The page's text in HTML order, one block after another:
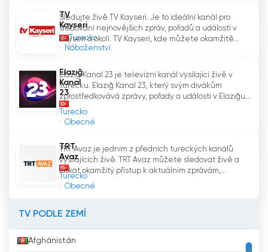
TV
Kayseri
Turecko
Náboženství
Sledujte živě TV Kayseri. Je to ideální kanál pro
sledování nejnovějších zpráv, pořadů a událostí v
Kayseri a okolí. TV Kayseri, kde můžete okamžitě...
Elazığ
Kanal
23
Turecko
Obecné
Elazığ Kanal 23 je televizní kanál vysílající živě v
Turecku. Elazığ Kanal 23, který svým divákům
zprostředkovává zprávy, pořady a události v Elazığu...
TRT
Avaz
Turecko
Obecné
TRT Avaz je jedním z předních tureckých kanálů
vysílajících živě. TRT Avaz můžete sledovat živě a
získat okamžitý přístup k aktuálním zprávám,...
TV PODLE ZEMÍ
Afghánistán